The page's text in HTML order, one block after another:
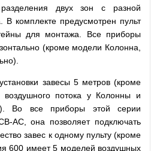
двух зон с разной
В комплекте предусмотрен пульт
для монтажа. Все приборы
(кроме модели Колонна,
завесы 5 метров (кроме
потока у Колонны и
Во все приборы этой серии
АС, она позволяет подключать
завес к одному пульту (кроме
600 имеет 5 моделей воздушных